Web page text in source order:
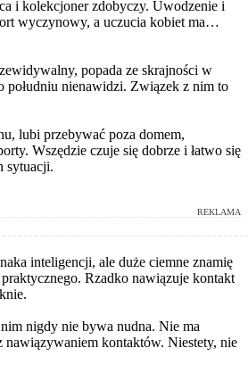
i kolekcjoner zdobyczy. Uwodzenie i
wyczynowy, a uczucia kobiet ma…
popada ze skrajności w
południu nienawidzi. Związek z nim to
lubi przebywać poza domem,
Wszędzie czuje się dobrze i łatwo się
sytuacji.
REKLAMA
inteligencji, ale duże ciemne znamię
Rzadko nawiązuje kontakt
nigdy nie bywa nudna. Nie ma
nawiązywaniem kontaktów. Niestety, nie